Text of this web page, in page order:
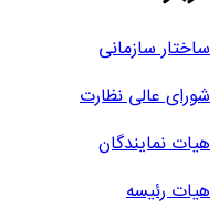
ساختار سازمانی
شورای عالی نظارت
هیات نمایندگان
هیات رئیسه